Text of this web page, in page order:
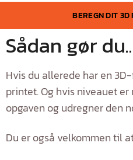
BEREGN DIT 3D
Sådan gør du..
Hvis du allerede har en
printet. Og hvis niveauet
opgaven og udregner den
Du er også velkommen til